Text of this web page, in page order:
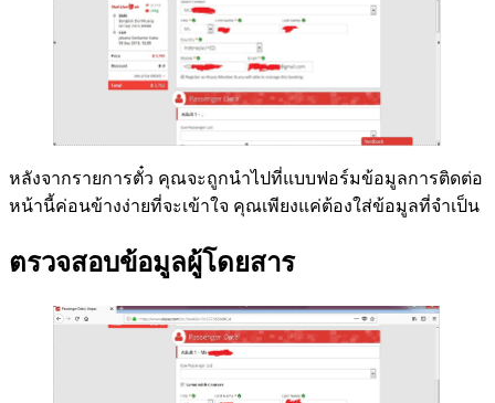
หลังจากรายการตั๋ว คุณจะถูกนำไปที่แบบฟอร์มข้อมูลการติดต่อ
หน้านี้ค่อนข้างง่ายที่จะเข้าใจ คุณเพียงแค่ต้องใส่ข้อมูลที่จำเป็น
ตรวจสอบข้อมูลผู้โดยสาร